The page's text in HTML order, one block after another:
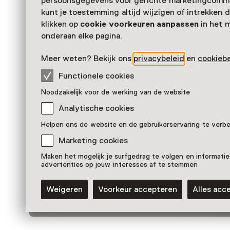
kunt je toestemming altijd wijzigen of intrekken
klikken op cookie voorkeuren aanpassenin het
onderaan elke pagina.
Meer weten? Bekijk ons privacybeleid en
Functionele cookies
Noodzakelijk voor de werking van de website
Analytische cookies
Helpen ons de website en de gebruikerservaring te
Marketing cookies
Maken het mogelijk je surfgedrag te volgen en
advertenties op jouw interesses af te stemmen
Weigeren Voorkeur accepteren Alles
Zien & doen in Valkhof
Museum
Tentoonstelling
Sánchez Castillo
T/m 15 november van 11:00 tot 17:00